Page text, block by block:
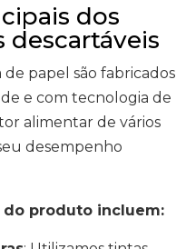
dos
descartáveis
de papel são fabricados
e com tecnologia de
alimentar de vários
desempenho
do produto incluem: